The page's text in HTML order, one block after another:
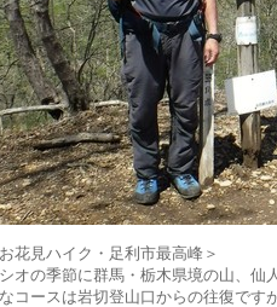
花見ハイク・足利市最高峰＞
オの季節に群馬・栃木県境の山、仙
コースは岩切登山口からの往復です